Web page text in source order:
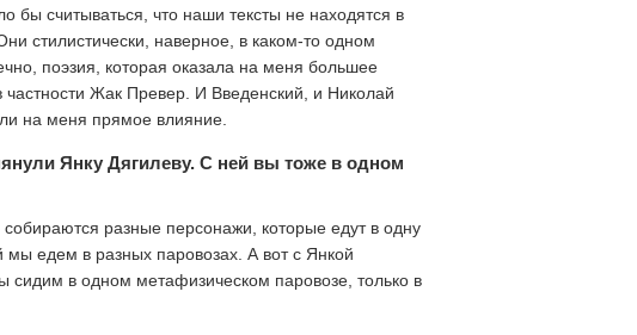
бы считываться, что наши тексты не находятся в
стилистически, наверное, в каком-то одном
поэзия, которая оказала на меня большее
Жак Превер. И Введенский, и Николай
на меня прямое влияние.
Янку Дягилеву. С ней вы тоже в одном
разные персонажи, которые едут в одну
едем в разных паровозах. А вот с Янкой
сидим в одном метафизическом паровозе, только в